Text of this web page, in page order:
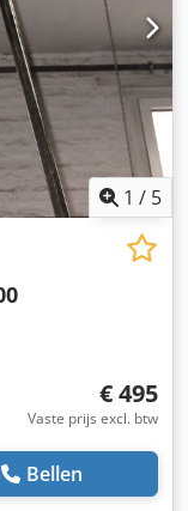
1 / 5
€ 495
Vaste prijs excl. btw
Bellen